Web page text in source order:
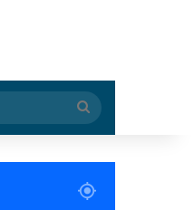
Buscar
por